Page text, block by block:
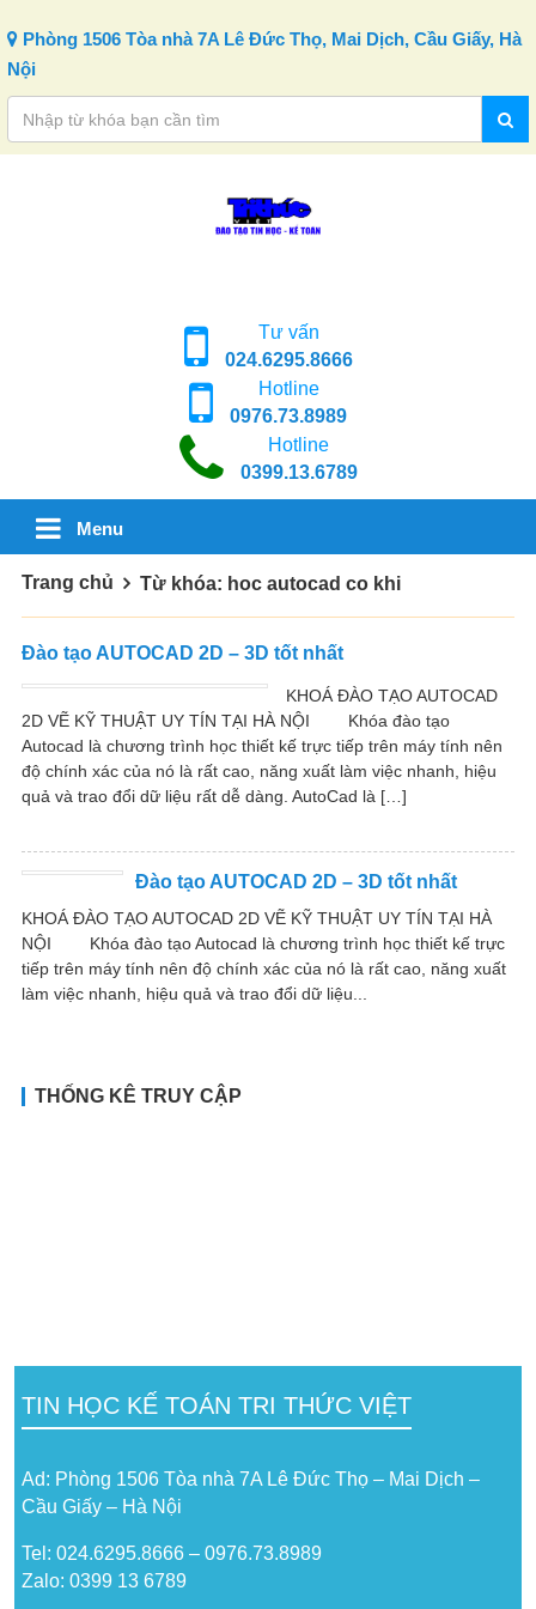
Phòng 1506 Tòa nhà 7A Lê Đức Thọ, Mai Dịch, Cầu Giấy, Hà
Nội
Tư vấn
024.6295.8666
Hotline
0976.73.8989
Hotline
0399.13.6789
Menu
Trang chủ Từ khóa: hoc autocad co khi
Đào tạo AUTOCAD 2D – 3D tốt nhất
KHOÁ ĐÀO TẠO AUTOCAD
2D VẼ KỸ THUẬT UY TÍN TẠI HÀ NỘI Khóa đào tạo
Autocad là chương trình học thiết kế trực tiếp trên máy tính nên
độ chính xác của nó là rất cao, năng xuất làm việc nhanh, hiệu
quả và trao đổi dữ liệu rất dễ dàng. AutoCad là […]
Đào tạo AUTOCAD 2D – 3D tốt nhất
KHOÁ ĐÀO TẠO AUTOCAD 2D VẼ KỸ THUẬT UY TÍN TẠI HÀ
NỘI Khóa đào tạo Autocad là chương trình học thiết kế trực
tiếp trên máy tính nên độ chính xác của nó là rất cao, năng xuất
làm việc nhanh, hiệu quả và trao đổi dữ liệu...
THỐNG KÊ TRUY CẬP
TIN HỌC KẾ TOÁN TRI THỨC VIỆT
Ad: Phòng 1506 Tòa nhà 7A Lê Đức Thọ – Mai Dịch –
Cầu Giấy – Hà Nội
Tel: 024.6295.8666 – 0976.73.8989
Zalo: 0399 13 6789